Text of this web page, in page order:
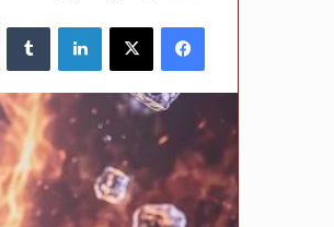
فيسبوك ‫X لينكدإن